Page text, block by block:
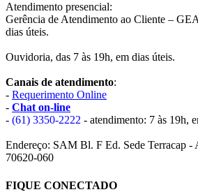
Atendimento presencial:
Gerência de Atendimento ao Cliente –
dias úteis.
Ouvidoria, das 7 às 19h, em dias úteis.
Canais de atendimento:
- Requerimento Online
- Chat on-line
- (61) 3350-2222 - atendimento: 7 às 19h,
Endereço: SAM Bl. F Ed. Sede Terracap -
70620-060
FIQUE CONECTADO